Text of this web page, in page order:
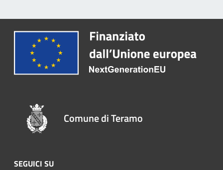
Comune di Teramo
SEGUICI SU